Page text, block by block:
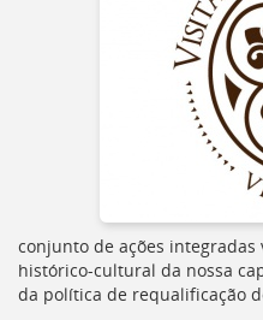
página
de
legislação
[]
conjunto de ações
histórico-cultural da nossa
da política de requalificação